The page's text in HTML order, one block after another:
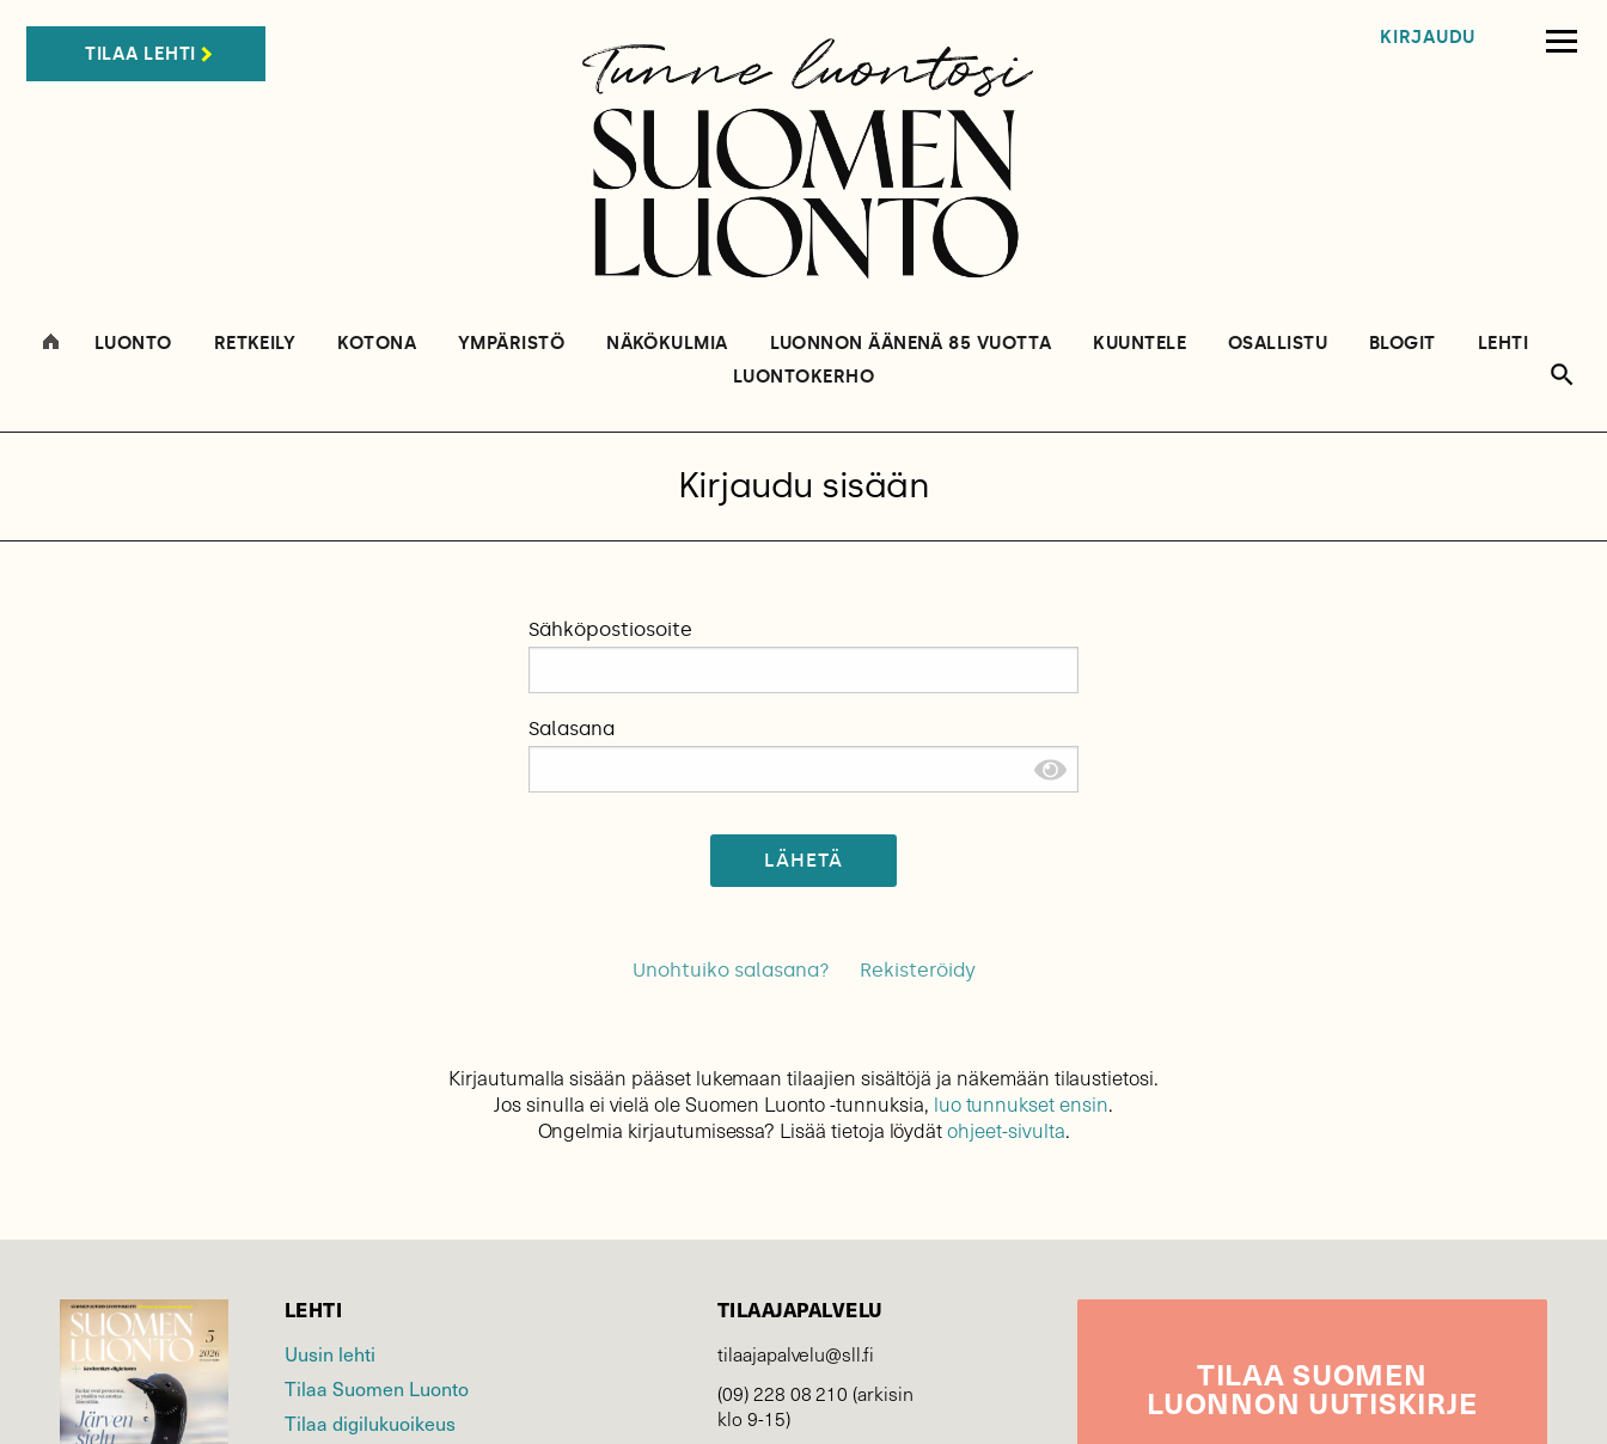
TILAA LEHTI
KIRJAUDU
LUONTO RETKEILY KOTONA YMPÄRISTÖ NÄKÖKULMIA LUONNON ÄÄNENÄ 85 VUOTTA KUUNTELE OSALLISTU BLOGIT
LEHTI
LUONTOKERHO
Kirjaudu sisään
Sähköpostiosoite
Salasana
LÄHETÄ
Unohtuiko salasana? Rekisteröidy
Kirjautumalla sisään pääset lukemaan tilaajien sisältöjä ja näkemään tilaustietosi.
Jos sinulla ei vielä ole Suomen Luonto -tunnuksia, luo tunnukset ensin.
Ongelmia kirjautumisessa? Lisää tietoja löydätohjeet-sivulta.
LEHTI
Uusin lehti
Tilaa Suomen Luonto
Tilaa digilukuoikeus
TILAAJAPALVELU
tilaajapalvelu@sll.fi
(09) 228 08 210 (arkisin
klo 9-15)
TILAASUOMEN
LUONNON UUTIS­KIRJE